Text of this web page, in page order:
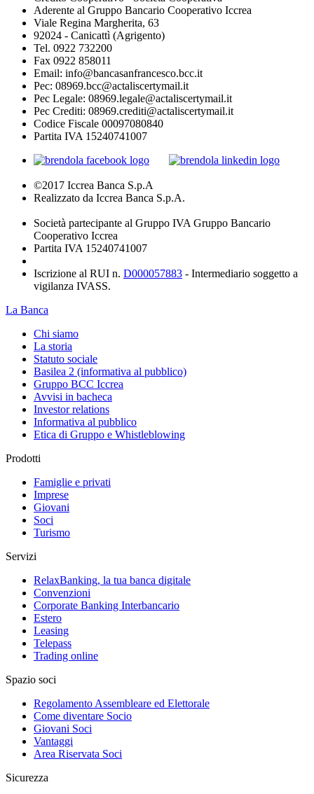
Aderente al Gruppo Bancario Cooperativo Iccrea
Viale Regina Margherita, 63
92024 - Canicattì (Agrigento)
Tel. 0922 732200
Fax 0922 858011
Email: info@bancasanfrancesco.bcc.it
Pec: 08969.bcc@actaliscertymail.it
Pec Legale: 08969.legale@actaliscertymail.it
Pec Crediti: 08969.crediti@actaliscertymail.it
Codice Fiscale 00097080840
Partita IVA 15240741007
©2017 Iccrea Banca S.p.A
Realizzato da Iccrea Banca S.p.A.
Società partecipante al Gruppo IVA Gruppo Bancario
Cooperativo Iccrea
Partita IVA 15240741007
Iscrizione al RUI n. D000057883 - Intermediario soggetto a
vigilanza IVASS.
La Banca
Chi siamo
La storia
Statuto sociale
Basilea 2 (informativa al pubblico)
Gruppo BCC Iccrea
Avvisi in bacheca
Investor relations
Informativa al pubblico
Etica di Gruppo e Whistleblowing
Prodotti
Famiglie e privati
Imprese
Giovani
Soci
Turismo
Servizi
RelaxBanking, la tua banca digitale
Convenzioni
Corporate Banking Interbancario
Estero
Leasing
Telepass
Trading online
Spazio soci
Regolamento Assembleare ed Elettorale
Come diventare Socio
Giovani Soci
Vantaggi
Area Riservata Soci
Sicurezza